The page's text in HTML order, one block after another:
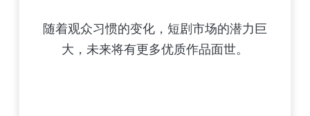
随着观众习惯的变化，短剧市场的潜力巨
大，未来将有更多优质作品面世。